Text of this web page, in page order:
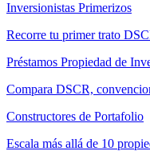
Inversionistas Primerizos
Recorre tu primer trato
Préstamos Propiedad de
Compara DSCR,
Constructores de Portafolio
Escala más allá de 10